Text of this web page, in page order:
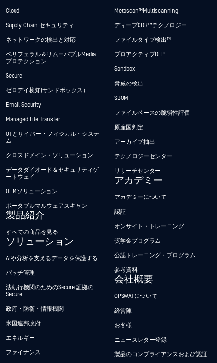
Cloud
Supply Chain セキュリティ
ネットワークの検出と対応
ペリフェラル＆リムーバブルMedia
プロテクション
Secure
ゼロデイ検知(サンドボックス）
Email Security
Managed File Transfer
OTとサイバー・フィジカル・システ
ム
クロスドメイン・ソリューション
データダイオード＆セキュリティゲ
ートウェイ
OEMソリューション
ポータブルマルウェアスキャン
製品紹介
すべての商品を見る
ソリューション
AIや分析を支えるデータを保護する
パッチ管理
法執行機関のためのSecure 証拠の
Secure
政府・防衛・情報機関
米国連邦政府
エネルギー
ファイナンス
Metascan™ Multiscanning
ディープCDR™テクノロジー
ファイルタイプ検出™
プロアクティブDLP
Sandbox
脅威の検出
SBOM
ファイルベースの脆弱性評価
原産国判定
アーカイブ抽出
テクノロジーセンター
リサーチセンター
アカデミー
アカデミーについて
認証
オンサイト・トレーニング
奨学金プログラム
公認トレーニング・プログラム
参考資料
会社概要
OPSWATについて
経営陣
お客様
ニュースレター登録
製品のコンプライアンスおよび認証